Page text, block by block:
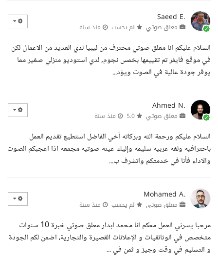
Saeed E.
معلق صوتي لم يحسب منذ سنة
السلام عليكم انا معلق صوتي محترف من ليبيا لدي العديد من الاعمال لكن
في موقع فايفر تم تقييمها بخمس نجوم, لدي استوديو منزلي صغير مما
يوفر جودة عالية في الصوت ويؤد...
Ahmed N.
معلق صوتي منذ سنة
السلام عليكم ورحمة الله وبركاته أخي الفاضل استطيع تقديم العمل
باحترافيه ولغه عربيه سليمه وإليك عينه صوتيه مجمعه اذا اعجبكم الصوت
والاداء فأنا في خدمتكم واتشرف ب...
Mohamed A.
معلق صوتي لم يحسب منذ سنة
مرحبا يسرني العمل معكم انا محمد ابدار معلق صوتي خبرة 10 سنوات
متخصص في الوثائقيات و الإعلانات القصيرة والتجارية، اضمن لكم الجودة
و التسليم في وقت وجيز و ثمن في ...